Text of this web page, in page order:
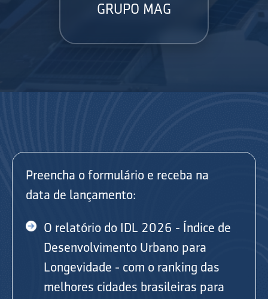
GRUPO MAG
Preencha o formulário e receba na
data de lançamento:
O relatório do IDL 2026 - Índice de
Desenvolvimento Urbano para
Longevidade - com o ranking das
melhores cidades brasileiras para